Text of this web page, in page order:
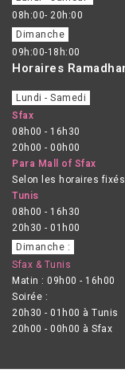
08h:00- 20h:00
Dimanche
09h:00-18h:00
Horaires
Lundi - Samedi
Sfax
08h00 - 16h30
20h00 - 00h00
Para Mall of Sfax
Selon les horaires
Tunis
08h00 - 16h30
20h30 - 01h00
Dimanche :
Sfax & Tunis
Matin : 09h00 - 16h00
Soirée :
20h30 - 01h00 à Tunis
20h00 - 00h00 à Sfax